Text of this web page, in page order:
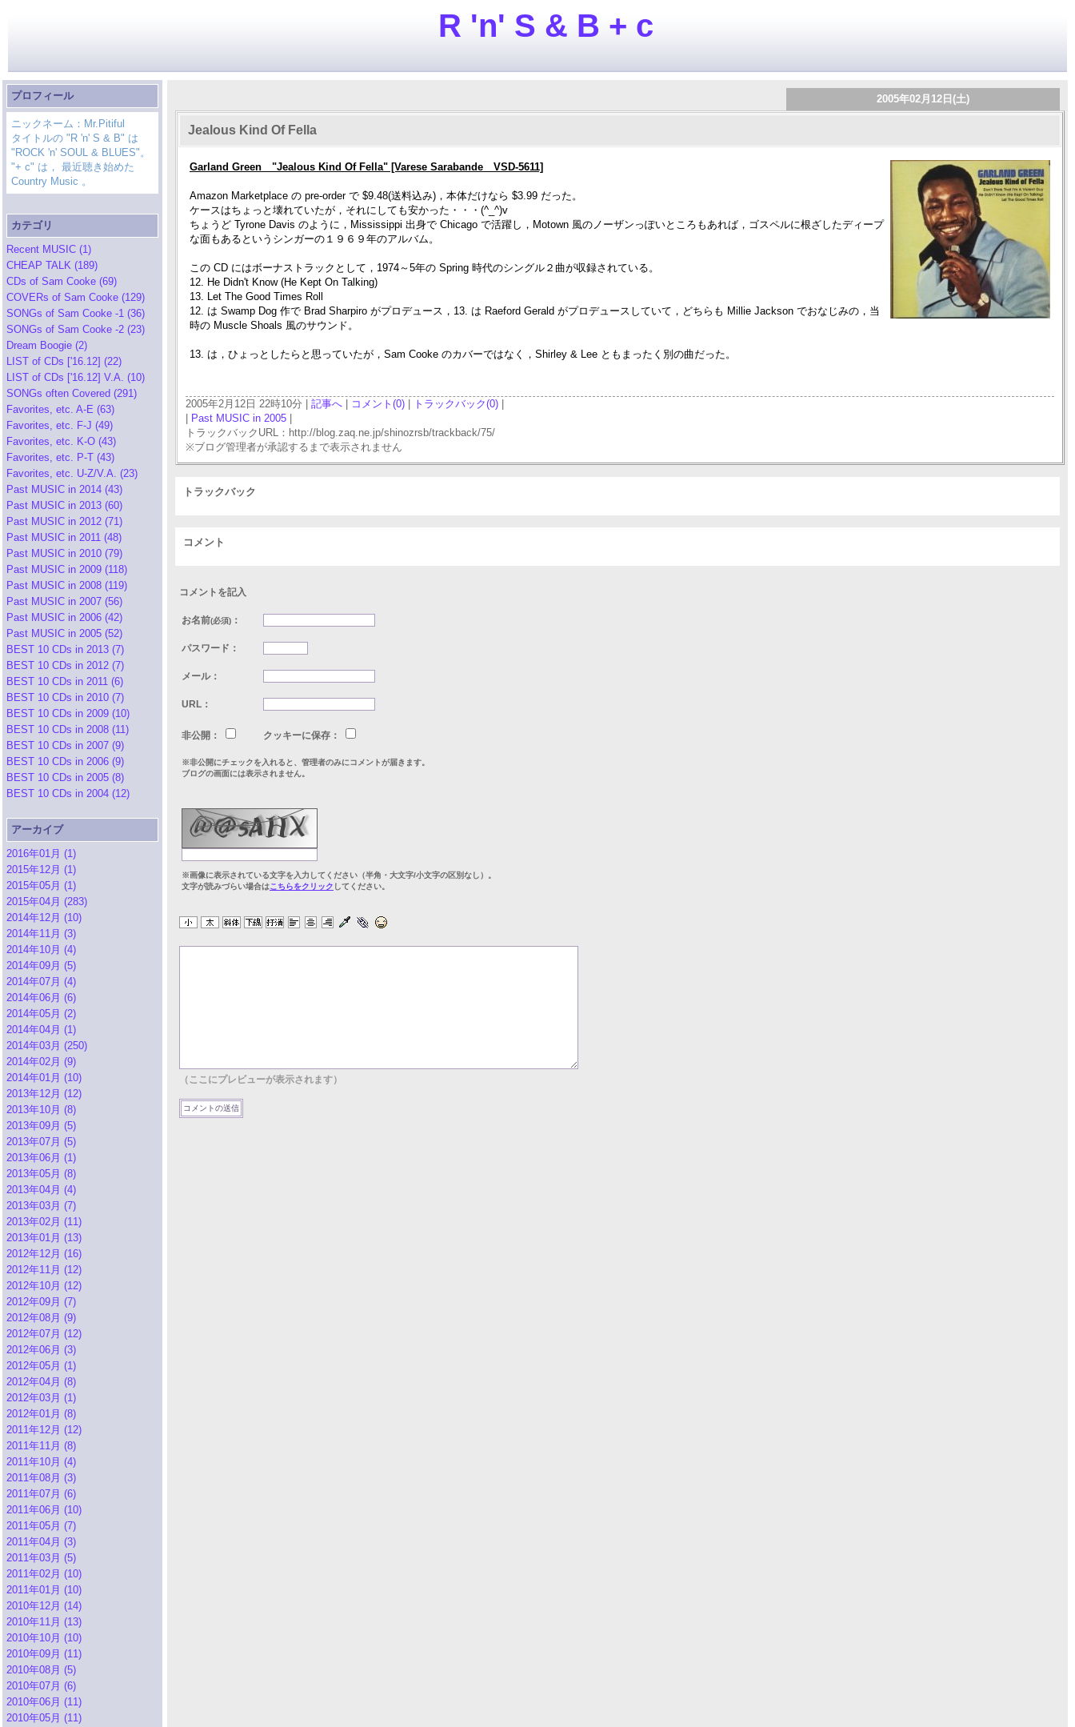
R 'n' S & B + c
プロフィール
ニックネーム：Mr.Pitiful
タイトルの "R 'n' S & B" は
"ROCK 'n' SOUL & BLUES"。
"+ c" は， 最近聴き始めた
Country Music 。
カテゴリ
Recent MUSIC (1)
CHEAP TALK (189)
CDs of Sam Cooke (69)
COVERs of Sam Cooke (129)
SONGs of Sam Cooke -1 (36)
SONGs of Sam Cooke -2 (23)
Dream Boogie (2)
LIST of CDs ['16.12] (22)
LIST of CDs ['16.12] V.A. (10)
SONGs often Covered (291)
Favorites, etc. A-E (63)
Favorites, etc. F-J (49)
Favorites, etc. K-O (43)
Favorites, etc. P-T (43)
Favorites, etc. U-Z/V.A. (23)
Past MUSIC in 2014 (43)
Past MUSIC in 2013 (60)
Past MUSIC in 2012 (71)
Past MUSIC in 2011 (48)
Past MUSIC in 2010 (79)
Past MUSIC in 2009 (118)
Past MUSIC in 2008 (119)
Past MUSIC in 2007 (56)
Past MUSIC in 2006 (42)
Past MUSIC in 2005 (52)
BEST 10 CDs in 2013 (7)
BEST 10 CDs in 2012 (7)
BEST 10 CDs in 2011 (6)
BEST 10 CDs in 2010 (7)
BEST 10 CDs in 2009 (10)
BEST 10 CDs in 2008 (11)
BEST 10 CDs in 2007 (9)
BEST 10 CDs in 2006 (9)
BEST 10 CDs in 2005 (8)
BEST 10 CDs in 2004 (12)
アーカイブ
2016年01月 (1)
2015年12月 (1)
2015年05月 (1)
2015年04月 (283)
2014年12月 (10)
2014年11月 (3)
2014年10月 (4)
2014年09月 (5)
2014年07月 (4)
2014年06月 (6)
2014年05月 (2)
2014年04月 (1)
2014年03月 (250)
2014年02月 (9)
2014年01月 (10)
2013年12月 (12)
2013年10月 (8)
2013年09月 (5)
2013年07月 (5)
2013年06月 (1)
2013年05月 (8)
2013年04月 (4)
2013年03月 (7)
2013年02月 (11)
2013年01月 (13)
2012年12月 (16)
2012年11月 (12)
2012年10月 (12)
2012年09月 (7)
2012年08月 (9)
2012年07月 (12)
2012年06月 (3)
2012年05月 (1)
2012年04月 (8)
2012年03月 (1)
2012年01月 (8)
2011年12月 (12)
2011年11月 (8)
2011年10月 (4)
2011年08月 (3)
2011年07月 (6)
2011年06月 (10)
2011年05月 (7)
2011年04月 (3)
2011年03月 (5)
2011年02月 (10)
2011年01月 (10)
2010年12月 (14)
2010年11月 (13)
2010年10月 (10)
2010年09月 (11)
2010年08月 (5)
2010年07月 (6)
2010年06月 (11)
2010年05月 (11)
2005年02月12日(土)
Jealous Kind Of Fella
Garland Green "Jealous Kind Of Fella" [Varese Sarabande VSD-5611]
Amazon Marketplace の pre-order で $9.48(送料込み)，本体だけなら $3.99 だった。
ケースはちょっと壊れていたが，それにしても安かった・・・(^_^)v
ちょうど Tyrone Davis のように，Mississippi 出身で Chicago で活躍し，Motown 風のノーザンっぽいところもあれば，ゴスペルに根ざしたディープ
な面もあるというシンガーの１９６９年のアルバム。
この CD にはボーナストラックとして，1974～5年の Spring 時代のシングル２曲が収録されている。
12. He Didn't Know (He Kept On Talking)
13. Let The Good Times Roll
12. は Swamp Dog 作で Brad Sharpiro がプロデュース，13. は Raeford Gerald がプロデュースしていて，どちらも Millie Jackson でおなじみの，当
時の Muscle Shoals 風のサウンド。
13. は，ひょっとしたらと思っていたが，Sam Cooke のカバーではなく，Shirley & Lee ともまったく別の曲だった。
2005年2月12日 22時10分 | 記事へ コメント(0) トラックバック(0)
Past MUSIC in 2005
トラックバックURL：http://blog.zaq.ne.jp/shinozrsb/trackback/75/
※ブログ管理者が承認するまで表示されません
トラックバック
コメント
コメントを記入
お名前(必須) ：
パスワード：
メール：
URL：
非公開： クッキーに保存：
※非公開にチェックを入れると、管理者のみにコメントが届きます。
ブログの画面には表示されません。
※画像に表示されている文字を入力してください（半角・大文字/小文字の区別なし）。
文字が読みづらい場合はこちらをクリック してください。
（ここにプレビューが表示されます）